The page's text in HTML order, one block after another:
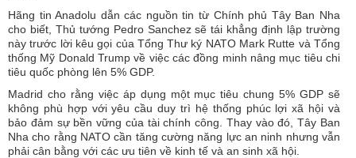
Hãng tin Anadolu dẫn các nguồn tin từ Chính phủ Tây Ban Nha
cho biết, Thủ tướng Pedro Sanchez sẽ tái khẳng định lập trường
này trước lời kêu gọi của Tổng Thư ký NATO Mark Rutte và Tổng
thống Mỹ Donald Trump về việc các đồng minh nâng mục tiêu chi
tiêu quốc phòng lên 5% GDP.
Madrid cho rằng việc áp dụng một mục tiêu chung 5% GDP sẽ
không phù hợp với yêu cầu duy trì hệ thống phúc lợi xã hội và
bảo đảm sự bền vững của tài chính công. Thay vào đó, Tây Ban
Nha cho rằng NATO cần tăng cường năng lực an ninh nhưng vẫn
phải cân bằng với các ưu tiên về kinh tế và an sinh xã hội.